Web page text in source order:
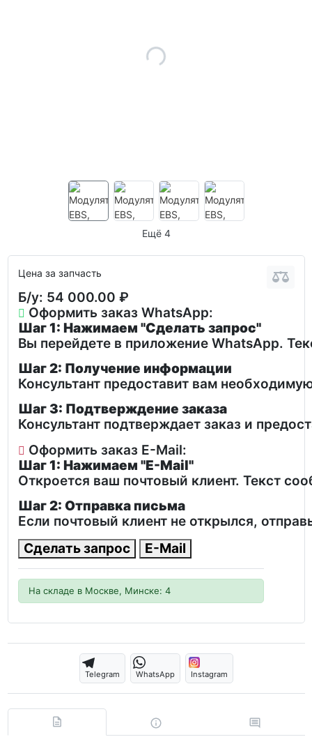
Ещё 4
Цена за запчасть
Б/у: 54 000.00 ₽
Оформить заказ WhatsApp:
Шаг 1: Нажимаем "Сделать запрос"
Вы перейдете в приложение WhatsApp.
Шаг 2: Получение информации
Консультант предоставит вам
Шаг 3: Подтверждение заказа
Консультант подтверждает заказ и
Оформить заказ E-Mail:
Шаг 1: Нажимаем "E-Mail"
Откроется ваш почтовый клиент. Текст
Шаг 2: Отправка письма
Если почтовый клиент не открылся,
Сделать запрос
E-Mail
На складе в Москве, Минске: 4
Telegram WhatsApp Instagram